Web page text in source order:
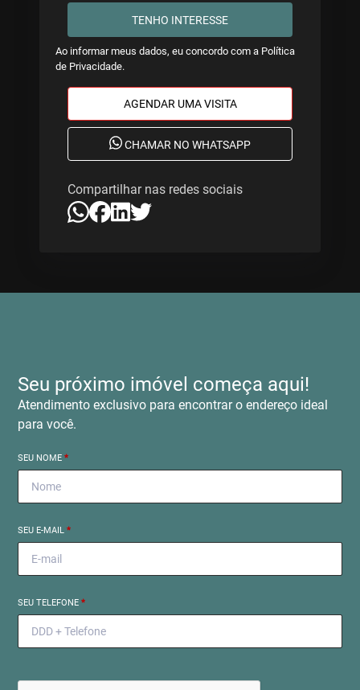
TENHO INTERESSE
Ao informar meus dados, eu concordo com a Política
de Privacidade.
AGENDAR UMA VISITA
CHAMAR NO WHATSAPP
Compartilhar nas redes sociais
Seu próximo imóvel começa aqui!
Atendimento exclusivo para encontrar o endereço ideal
para você.
SEU NOME*
SEU E-MAIL*
SEU TELEFONE*